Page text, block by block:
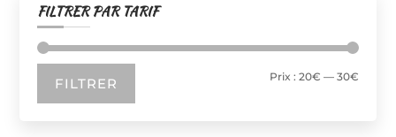
FILTRER PAR TARIF
Prix
Prix
FILTRER Prix : 20€ — 30€